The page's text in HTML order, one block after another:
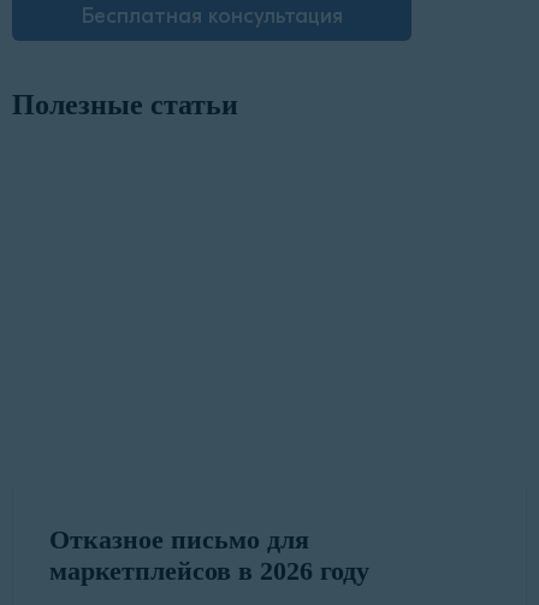
Бесплатная консультация
Полезные статьи
Отказное письмо для
маркетплейсов в 2026 году